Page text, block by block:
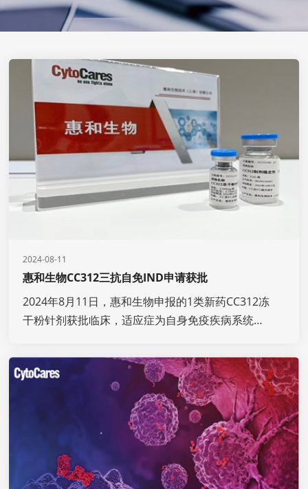
2024-08-11
惠和生物CC312三抗自免IND申请获批
2024年8月11日，惠和生物申报的1类新药CC312冻
干粉针剂获批临床，适应症为自身免疫疾病系统性